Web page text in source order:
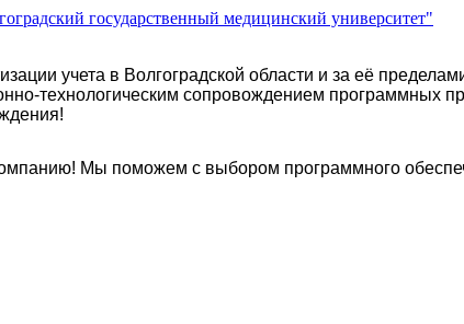
учета в Волгоградской области и за её
технологическим сопровождением программных
Мы поможем с выбором программного